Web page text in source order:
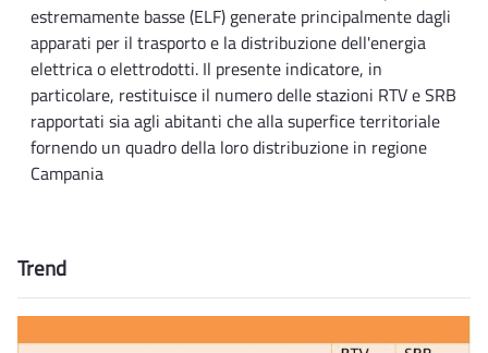
estremamente basse (ELF) generate principalmente dagli
apparati per il trasporto e la distribuzione dell'energia
elettrica o elettrodotti. Il presente indicatore, in
particolare, restituisce il numero delle stazioni RTV e SRB
rapportati sia agli abitanti che alla superfice territoriale
fornendo un quadro della loro distribuzione in regione
Campania
Trend